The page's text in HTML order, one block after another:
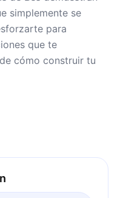
simplemente se
para
que te
cómo construir tu